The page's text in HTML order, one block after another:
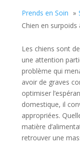
Prends en Soin
Chien en
Les chiens sont
une attention
problème qui
avoir de graves
optimiser
domestique, il
appropriées.
matière
retrouver une